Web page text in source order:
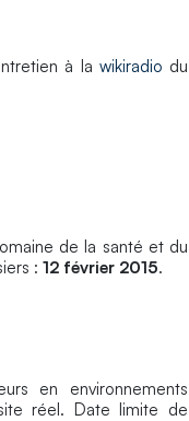
à la wikiradio du
de la santé et du
: 12 février 2015.
en environnements
réel. Date limite de